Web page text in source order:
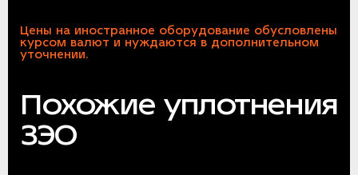
Цены на иностранное оборудование обусловлены
курсом валют и нуждаются в дополнительном
уточнении.
Похожие уплотнения
ЗЭО